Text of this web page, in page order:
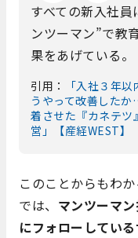
すべての新入社
ンツーマン”で教
果をあげている。
引用：
「入社３年
うやって改善した
着させた『カネテツ
営」【産経WEST】
このことからもわ
では、 マンツーマ
にフォローしてい